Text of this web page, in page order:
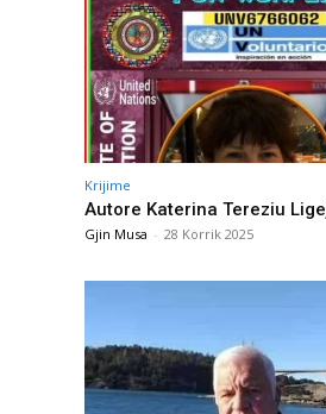
Krijime
Autore Katerina Tereziu
Gjin Musa - 28 Korrik 2025